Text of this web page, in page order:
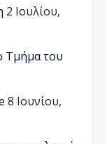
2 Ιουλίου,
Τμήμα του
8 Ιουνίου,